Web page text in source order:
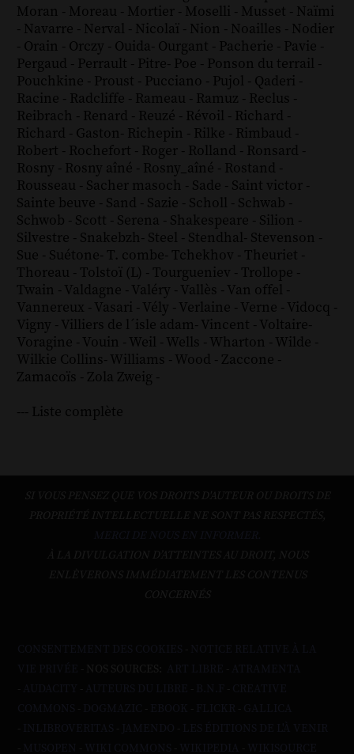
Moran - Moreau - Mortier - Moselli - Musset - Naïmi
- Navarre - Nerval - Nicolaï - Nion - Noailles - Nodier
- Orain - Orczy - Ouida- Ourgant - Pacherie - Pavie -
Pergaud - Perrault - Pitre- Poe - Ponson du terrail -
Pouchkine - Proust - Pucciano - Pujol - Qaderi -
Racine - Radcliffe - Rameau - Ramuz - Reclus -
Reibrach - Renard - Reuzé - Révoil - Richard -
Richard - Gaston- Richepin - Rilke - Rimbaud -
Robert - Rochefort - Roger - Rolland - Ronsard -
Rosny - Rosny aîné - Rosny_aîné - Rostand -
Rousseau - Sacher masoch - Sade - Saint victor -
Sainte beuve - Sand - Sazie - Scholl - Schwab -
Schwob - Scott - Serena - Shakespeare - Silion -
Silvestre - Snakebzh- Steel - Stendhal- Stevenson -
Sue - Suétone- T. combe- Tchekhov - Theuriet -
Thoreau - Tolstoï (L) - Tourgueniev - Trollope -
Twain - Valdagne - Valéry - Vallès - Van offel -
Vannereux - Vasari - Vély - Verlaine - Verne - Vidocq -
Vigny - Villiers de l´isle adam- Vincent - Voltaire-
Voragine - Vouin - Weil - Wells - Wharton - Wilde -
Wilkie Collins- Williams - Wood - Zaccone -
Zamacoïs - Zola Zweig -
--- Liste complète